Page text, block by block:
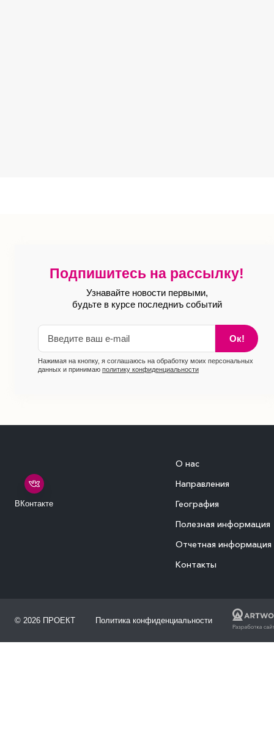
Подпишитесь на рассылку!
Узнавайте новости первыми,
будьте в курсе последниъ событий
Ок!
Нажимая на кнопку, я соглашаюсь на обработку моих персональных
данных и принимаю политику конфиденциальности
ВКонтакте
О нас
Направления
География
Полезная информация
Отчетная информация
Контакты
© 2026 ПРОЕКТ Политика конфиденциальности